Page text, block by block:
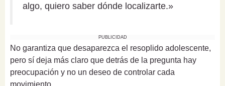
algo, quiero saber dónde localizarte.»
PUBLICIDAD
No garantiza que desaparezca el resoplido adolescente,
pero sí deja más claro que detrás de la pregunta hay
preocupación y no un deseo de controlar cada